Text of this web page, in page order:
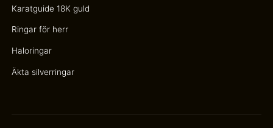
Karatguide 18K guld
Ringar för herr
Haloringar
Äkta silverringar